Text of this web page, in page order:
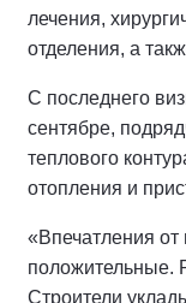
лечения,
отделения, а
С последнего
сентябре,
теплового
отопления и
«Впечатления
положительные.
Строители